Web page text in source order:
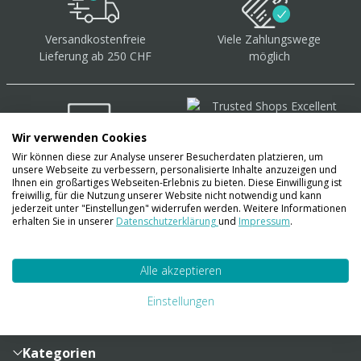
Versandkostenfreie
Lieferung ab 250 CHF
Viele Zahlungswege
möglich
Über 40.000 Artikel auf
Lager
Sendungsverfolgung
Zahlung und Versand
Lieferinformationen
Kategorien
Wir verwenden Cookies
Wir können diese zur Analyse unserer Besucherdaten platzieren, um
unsere Webseite zu verbessern, personalisierte Inhalte anzuzeigen und
Ihnen ein großartiges Webseiten-Erlebnis zu bieten. Diese Einwilligung ist
freiwillig, für die Nutzung unserer Website nicht notwendig und kann
jederzeit unter "Einstellungen" widerrufen werden. Weitere Informationen
erhalten Sie in unserer Datenschutzerklärungund Impressum.
Alle akzeptieren
Einstellungen